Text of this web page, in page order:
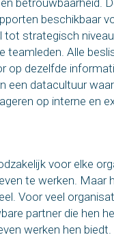
betrouwbaarheid.
beschikbaar
tot strategisch
teamleden. Alle
op dezelfde
een datacultuur
op interne en
voor elke
te werken. Maar
Voor veel
partner die hen
werken hen